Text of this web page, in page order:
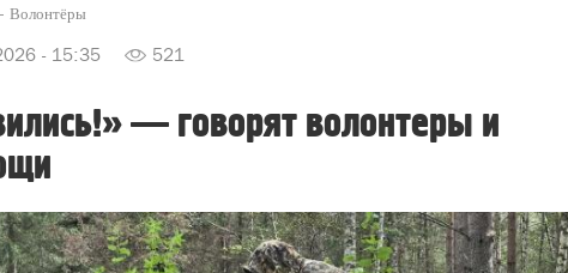
Волонтёры
- 15:35 521
— говорят волонтеры и